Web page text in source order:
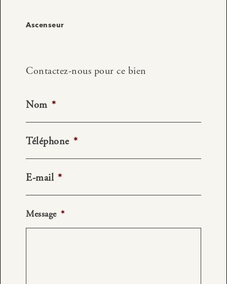
Ascenseur
Contactez-nous pour ce bien
Nom *
Téléphone *
E-mail *
Message *